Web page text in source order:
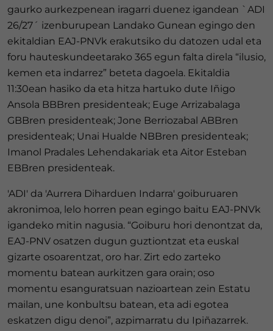
gaurko aurkezpenean iragarri duenez igandean `ADI
26/27´ izenburupean Landako Gunean egingo den
ekitaldian EAJ-PNVk erakutsiko du datozen udal eta
foru hauteskundeetarako 365 egun falta direla “ilusio,
kemen eta indarrez” beteta dagoela. Ekitaldia
11:30ean hasiko da eta hitza hartuko dute Iñigo
Ansola BBBren presidenteak; Euge Arrizabalaga
GBBren presidenteak; Jone Berriozabal ABBren
presidenteak; Unai Hualde NBBren presidenteak;
Imanol Pradales Lehendakariak eta Aitor Esteban
EBBren presidenteak.
'ADI' da 'Aurrera Diharduen Indarra' goiburuaren
akronimoa, lelo horren pean egingo baitu EAJ-PNVk
igandeko mitin nagusia. “Goiburu hori denontzat da,
EAJ-PNV osatzen dugun guztiontzat eta euskal
gizarte osoarentzat, oro har. Zirt edo zarteko
momentu batean aurkitzen gara orain; oso
momentu esanguratsuan nazioartean zein Estatu
mailan, une konbultsu batean, eta adi egotea
eskatzen digu denoi”, azpimarratu du Ipiñazarrek.